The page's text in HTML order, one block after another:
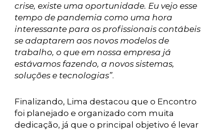
crise, existe uma oportunidade. Eu vejo esse
tempo de pandemia como uma hora
interessante para os profissionais contábeis
se adaptarem aos novos modelos de
trabalho, o que em nossa empresa já
estávamos fazendo, a novos sistemas,
soluções e tecnologias”.
Finalizando, Lima destacou que o Encontro
foi planejado e organizado com muita
dedicação, já que o principal objetivo é levar